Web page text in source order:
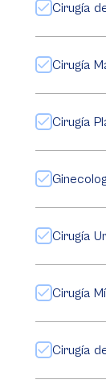
Cirugía
Cirugía
Cirugía
Cirugía
Cirugía
Cirugía